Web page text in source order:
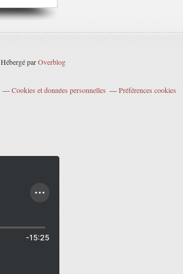
Hébergé parOverblog
Cookies et données personnelles Préférences cookies
-15:25